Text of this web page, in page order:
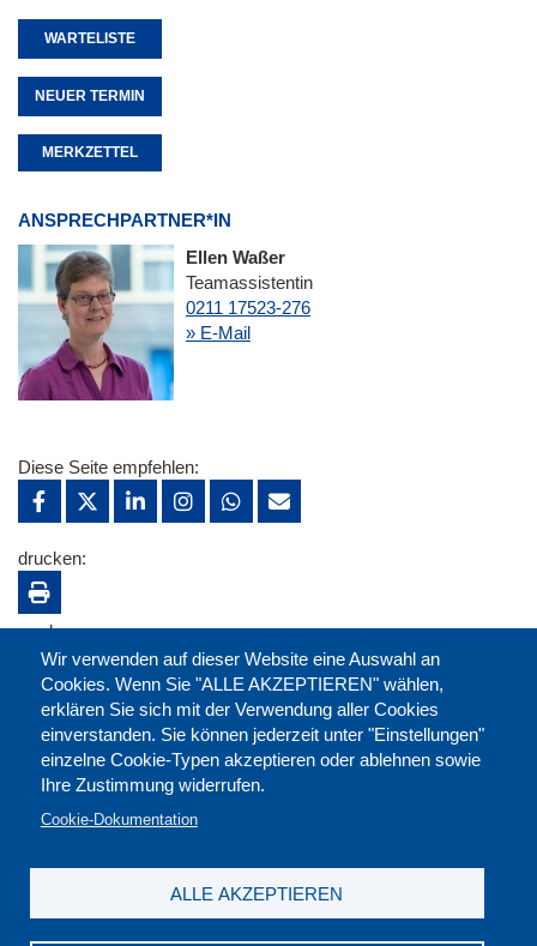
WARTELISTE
NEUER TERMIN
MERKZETTEL
ANSPRECHPARTNER*IN
Ellen Waßer
Teamassistentin
0211 17523-276
» E-Mail
Wir verwenden auf dieser Website eine Auswahl an
Cookies. Wenn Sie "ALLE AKZEPTIEREN" wählen,
erklären Sie sich mit der Verwendung aller Cookies
einverstanden. Sie können jederzeit unter "Einstellungen"
einzelne Cookie-Typen akzeptieren oder ablehnen sowie
Ihre Zustimmung widerrufen.
Cookie-Dokumentation
ALLE AKZEPTIEREN
Diese Seite empfehlen:
drucken:
merken: